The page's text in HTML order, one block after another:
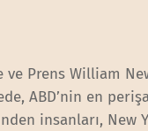
ve Prens William
ABD’nin en
insanları, New